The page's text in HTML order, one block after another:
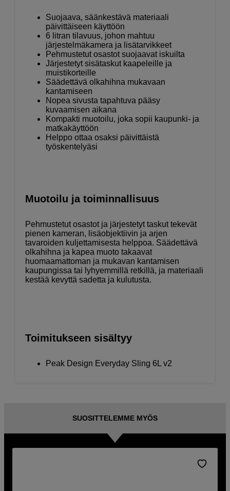
Suojaava, säänkestävä materiaali
päivittäiseen käyttöön
6 litran tilavuus, johon mahtuu
järjestelmäkamera ja lisätarvikkeet
Pehmustetut osastot suojaavat iskuilta
Järjestetyt sisätaskut kaapeleille ja
muistikorteille
Säädettävä olkahihna mukavaan
kantamiseen
Nopea sivusta tapahtuva pääsy
kuvaamisen aikana
Kompakti muotoilu, joka sopii kaupunki- ja
matkakäyttöön
Helppo ottaa osaksi päivittäistä
työskentelyäsi
Muotoilu ja toiminnallisuus
Pehmustetut osastot ja järjestetyt taskut tekevät
pienen kameran, lisäobjektiivin ja arjen
tavaroiden kuljettamisesta helppoa. Säädettävä
olkahihna ja kapea muoto takaavat
huomaamattoman ja mukavan kantamisen
kaupungissa tai lyhyemmillä retkillä, ja materiaali
kestää kevyttä sadetta ja kulutusta.
Toimitukseen sisältyy
Peak Design Everyday Sling 6L v2
SUOSITTELEMME MYÖS